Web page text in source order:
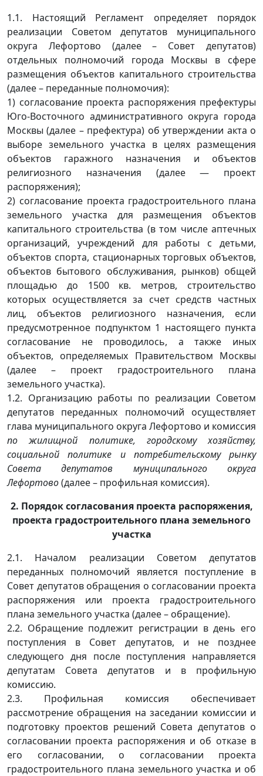
1.1. Настоящий Регламент определяет порядок
реализации Советом депутатов муниципального
округа Лефортово (далее – Совет депутатов)
отдельных полномочий города Москвы в сфере
размещения объектов капитального строительства
(далее – переданные полномочия):
1) согласование проекта распоряжения префектуры
Юго-Восточного административного округа города
Москвы (далее – префектура) об утверждении акта о
выборе земельного участка в целях размещения
объектов гаражного назначения и объектов
религиозного назначения (далее — проект
распоряжения);
2) согласование проекта градостроительного плана
земельного участка для размещения объектов
капитального строительства (в том числе аптечных
организаций, учреждений для работы с детьми,
объектов спорта, стационарных торговых объектов,
объектов бытового обслуживания, рынков) общей
площадью до 1500 кв. метров, строительство
которых осуществляется за счет средств частных
лиц, объектов религиозного назначения, если
предусмотренное подпунктом 1 настоящего пункта
согласование не проводилось, а также иных
объектов, определяемых Правительством Москвы
(далее – проект градостроительного плана
земельного участка).
1.2. Организацию работы по реализации Советом
депутатов переданных полномочий осуществляет
глава муниципального округа Лефортово и комиссия
по жилищной политике, городскому хозяйству,
социальной политике и потребительскому рынку
Совета депутатов муниципального округа
Лефортово(далее – профильная комиссия).
2. Порядок согласования проекта распоряжения,
проекта градостроительного плана земельного
участка
2.1. Началом реализации Советом депутатов
переданных полномочий является поступление в
Совет депутатов обращения о согласовании проекта
распоряжения или проекта градостроительного
плана земельного участка (далее – обращение).
2.2. Обращение подлежит регистрации в день его
поступления в Совет депутатов, и не позднее
следующего дня после поступления направляется
депутатам Совета депутатов и в профильную
комиссию.
2.3. Профильная комиссия обеспечивает
рассмотрение обращения на заседании комиссии и
подготовку проектов решений Совета депутатов о
согласовании проекта распоряжения и об отказе в
его согласовании, о согласовании проекта
градостроительного плана земельного участка и об